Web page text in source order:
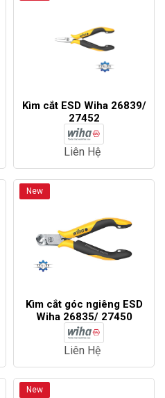
Kìm cắt ESD Wiha 26839/
27452
Liên Hệ
New
Kìm cắt góc ngiêng ESD
Wiha 26835/ 27450
Liên Hệ
New